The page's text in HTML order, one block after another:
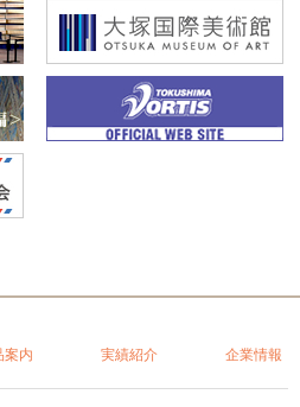
案内 実績紹介 企業情報